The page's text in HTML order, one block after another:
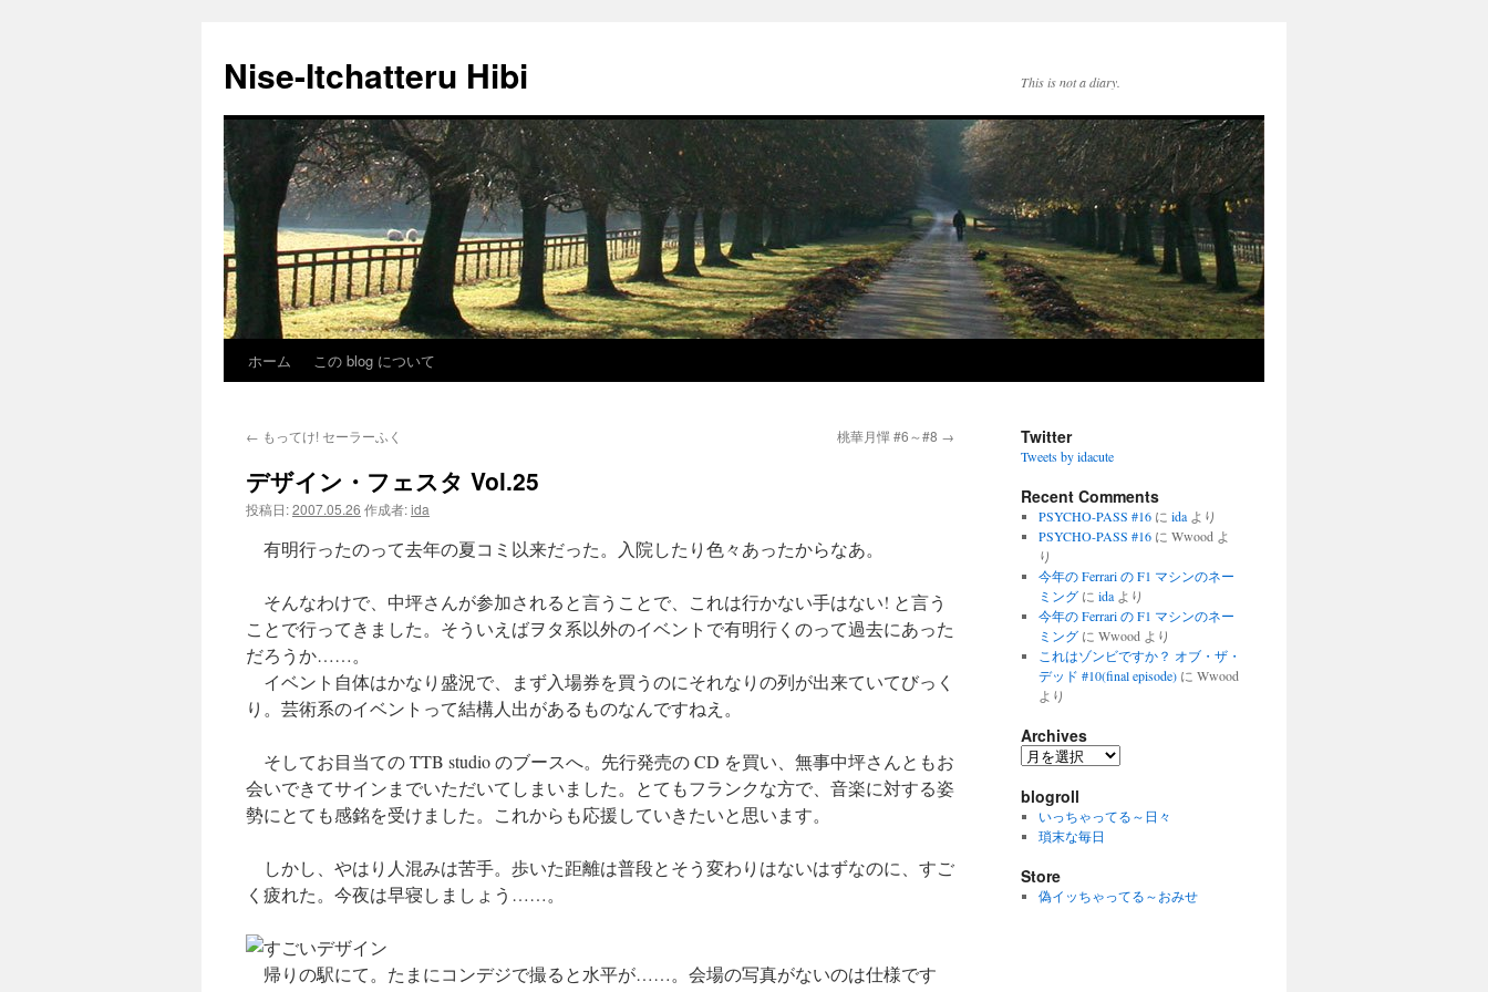
Nise-Itchatteru Hibi This is not a diary.
ホーム この blog について
← もってけ! セーラーふく 桃華月憚 #6～#8 →
デザイン・フェスタ Vol.25
投稿日:2007.05.26 作成者:ida
有明行ったのって去年の夏コミ以来だった。入院したり色々あったからなあ。
そんなわけで、中坪さんが参加されると言うことで、これは行かない手はない! と言う
ことで行ってきました。そういえばヲタ系以外のイベントで有明行くのって過去にあった
だろうか……。
イベント自体はかなり盛況で、まず入場券を買うのにそれなりの列が出来ていてびっく
り。芸術系のイベントって結構人出があるものなんですねえ。
そしてお目当ての TTB studio のブースへ。先行発売の CD を買い、無事中坪さんともお
会いできてサインまでいただいてしまいました。とてもフランクな方で、音楽に対する姿
勢にとても感銘を受けました。これからも応援していきたいと思います。
しかし、やはり人混みは苦手。歩いた距離は普段とそう変わりはないはずなのに、すご
く疲れた。今夜は早寝しましょう……。
帰りの駅にて。たまにコンデジで撮ると水平が……。会場の写真がないのは仕様です
Twitter
Tweets by idacute
Recent Comments
PSYCHO-PASS #16に idaより
PSYCHO-PASS #16に Wwood よ
り
今年の Ferrari の F1 マシンのネー
ミングに idaより
今年の Ferrari の F1 マシンのネー
ミングに Wwood より
これはゾンビですか？ オブ・ザ・
デッド #10(final episode)に Wwood
より
Archives
Archives
blogroll
いっちゃってる～日々
瑣末な毎日
Store
偽イッちゃってる～おみせ